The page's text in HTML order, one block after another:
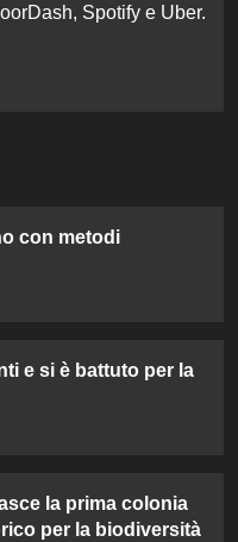
Spotify e Uber.
con metodi
e si è battuto per la
la prima colonia
per la biodiversità